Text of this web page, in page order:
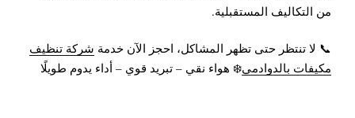
من التكاليف المستقبلية.
📞 لا تنتظر حتى تظهر المشاكل، احجز الآن خدمة شركة تنظيف
مكيفات بالدوادمي❄️ هواء نقي – تبريد قوي – أداء يدوم طويلًا